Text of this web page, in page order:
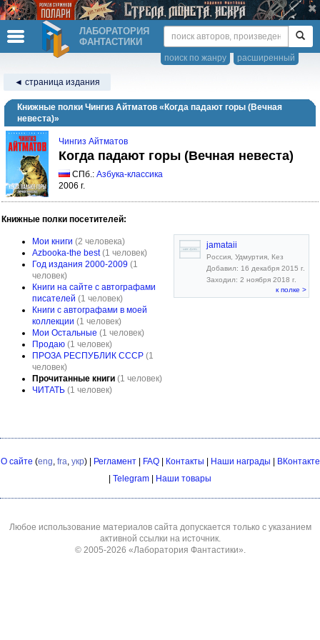
ЛАБОРАТОРИЯ
ФАНТАСТИКИ
расширенный
поиск по жанру
◄ страница издания
Книжные полки Чингиз Айтматов «Когда падают горы (Вечная
невеста)»
Чингиз Айтматов
Когда падают горы (Вечная невеста)
СПб.: Азбука-классика
2006 г.
Книжные полки посетителей:
Мои книги (2 человека)
Azbooka-the best (1 человек)
Год издания 2000-2009 (1
человек)
Книги на сайте с автографами
писателей (1 человек)
Книги с автографами в моей
коллекции (1 человек)
Мои Остальные (1 человек)
Продаю (1 человек)
ПРОЗА РЕСПУБЛИК СССР (1
человек)
Прочитанные книги (1 человек)
ЧИТАТЬ (1 человек)
jamataii
Россия, Удмуртия, Кез
Добавил: 16 декабря 2015 г.
Заходил: 2 ноября 2018 г.
к полке >
О сайте (eng, fra, укр) | Регламент| FAQ| Контакты Наши награды
ВКонтакте
Telegram Наши товары
Любое использование материалов сайта допускается только с указанием
активной ссылки на источник.
© 2005-2026 «Лаборатория Фантастики».